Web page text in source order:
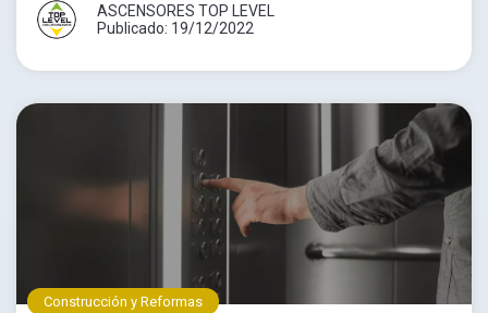
ASCENSORES TOP LEVEL
Publicado: 19/12/2022
Construcción y Reformas